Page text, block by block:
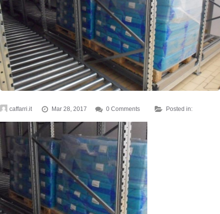
caffarri.it Mar 28, 2017 0 Comments Posted in: